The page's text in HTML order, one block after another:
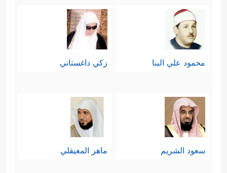
محمود علي البنا زكي داغستاني
سعود الشريم ماهر المعيقلي